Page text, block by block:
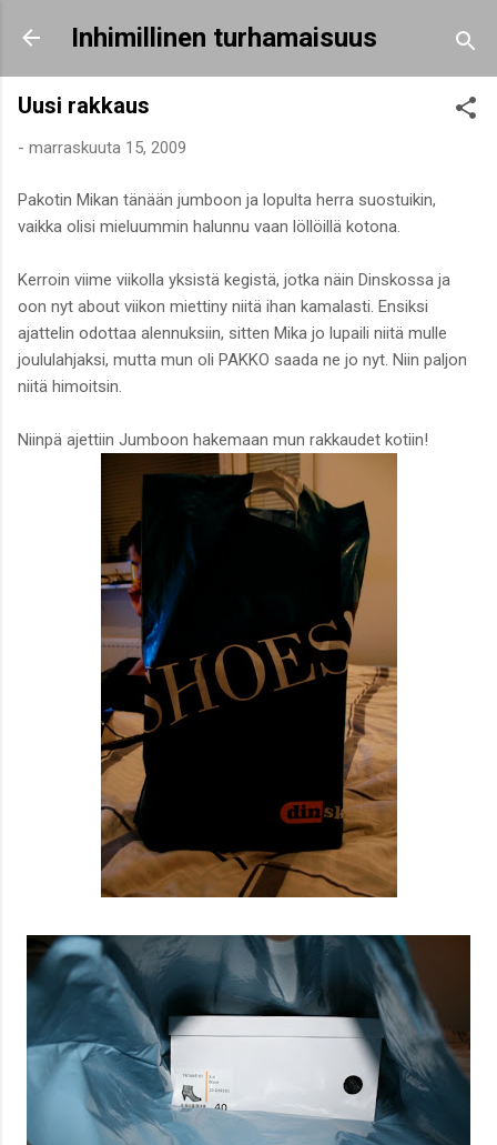
Siirry pääsisältöön
Inhimillinen turhamaisuus
Uusi rakkaus
- marraskuuta 15, 2009
Pakotin Mikan tänään jumboon ja lopulta herra suostuikin,
vaikka olisi mieluummin halunnu vaan löllöillä kotona.
Kerroin viime viikolla yksistä kegistä, jotka näin Dinskossa ja
oon nyt about viikon miettiny niitä ihan kamalasti. Ensiksi
ajattelin odottaa alennuksiin, sitten Mika jo lupaili niitä mulle
joululahjaksi, mutta mun oli PAKKO saada ne jo nyt. Niin paljon
niitä himoitsin.
Niinpä ajettiin Jumboon hakemaan mun rakkaudet kotiin!